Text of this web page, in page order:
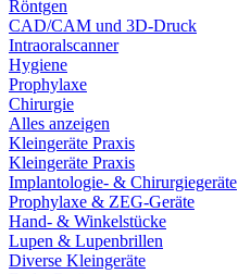
Röntgen
CAD/CAM und 3D-Druck
Intraoralscanner
Hygiene
Prophylaxe
Chirurgie
Alles anzeigen
Kleingeräte Praxis
Kleingeräte Praxis
Implantologie- & Chirurgiegeräte
Prophylaxe & ZEG-Geräte
Hand- & Winkelstücke
Lupen & Lupenbrillen
Diverse Kleingeräte